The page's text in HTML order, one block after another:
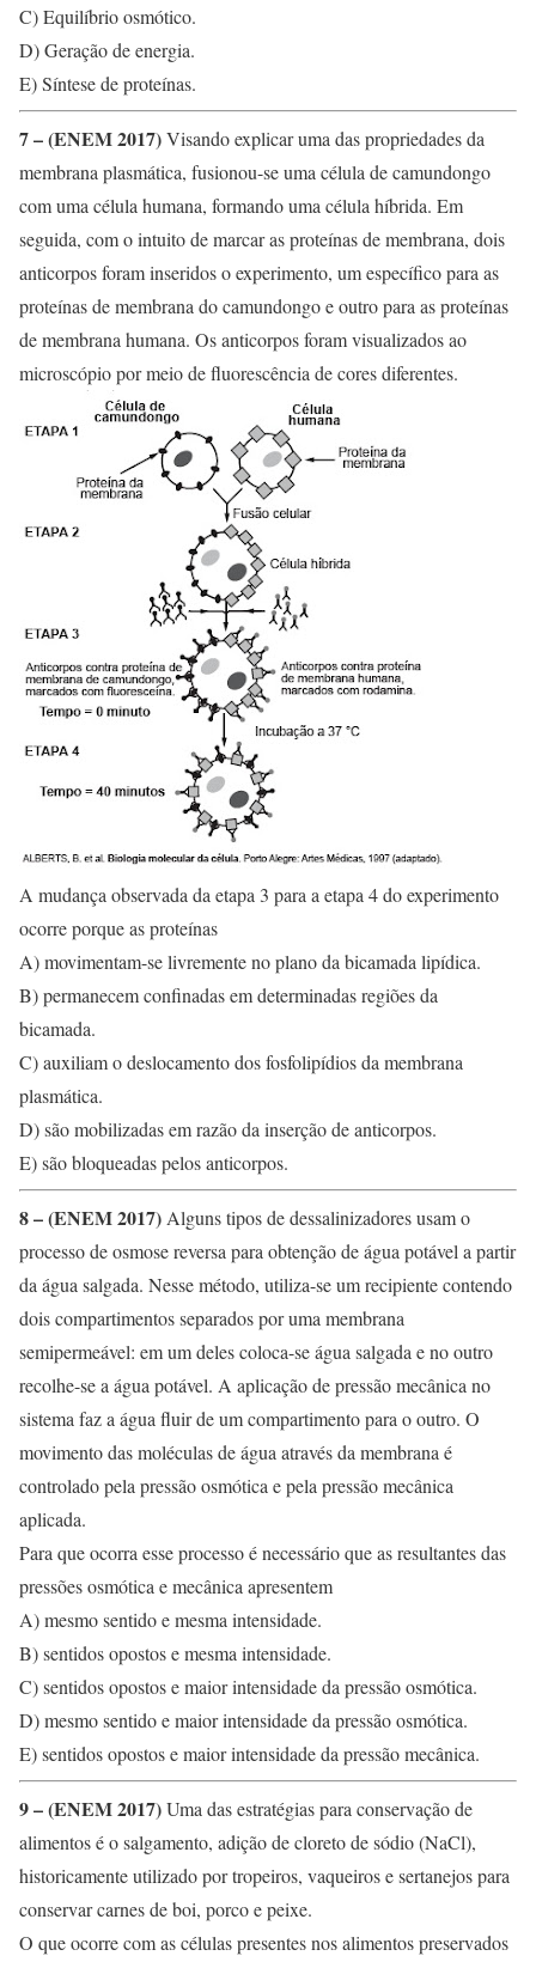
C) Equilíbrio osmótico.
D) Geração de energia.
E) Síntese de proteínas.
7 – (ENEM 2017)Visando explicar uma das propriedades da
membrana plasmática, fusionou-se uma célula de camundongo
com uma célula humana, formando uma célula híbrida. Em
seguida, com o intuito de marcar as proteínas de membrana, dois
anticorpos foram inseridos o experimento, um específico para as
proteínas de membrana do camundongo e outro para as proteínas
de membrana humana. Os anticorpos foram visualizados ao
microscópio por meio de fluorescência de cores diferentes.
A mudança observada da etapa 3 para a etapa 4 do experimento
ocorre porque as proteínas
A) movimentam-se livremente no plano da bicamada lipídica.
B) permanecem confinadas em determinadas regiões da
bicamada.
C) auxiliam o deslocamento dos fosfolipídios da membrana
plasmática.
D) são mobilizadas em razão da inserção de anticorpos.
E) são bloqueadas pelos anticorpos.
8 – (ENEM 2017) Alguns tipos de dessalinizadores usam o
processo de osmose reversa para obtenção de água potável a partir
da água salgada. Nesse método, utiliza-se um recipiente contendo
dois compartimentos separados por uma membrana
semipermeável: em um deles coloca-se água salgada e no outro
recolhe-se a água potável. A aplicação de pressão mecânica no
sistema faz a água fluir de um compartimento para o outro. O
movimento das moléculas de água através da membrana é
controlado pela pressão osmótica e pela pressão mecânica
aplicada.
Para que ocorra esse processo é necessário que as resultantes das
pressões osmótica e mecânica apresentem
A) mesmo sentido e mesma intensidade.
B) sentidos opostos e mesma intensidade.
C) sentidos opostos e maior intensidade da pressão osmótica.
D) mesmo sentido e maior intensidade da pressão osmótica.
E) sentidos opostos e maior intensidade da pressão mecânica.
9 – (ENEM 2017)Uma das estratégias para conservação de
alimentos é o salgamento, adição de cloreto de sódio (NaCl),
historicamente utilizado por tropeiros, vaqueiros e sertanejos para
conservar carnes de boi, porco e peixe.
O que ocorre com as células presentes nos alimentos preservados